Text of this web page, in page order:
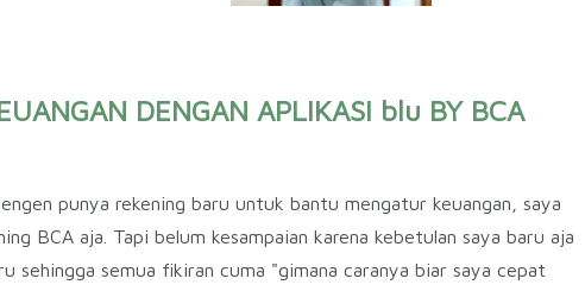
DENGAN APLIKASI blu BY BCA
punya rekening baru untuk bantu mengatur keuangan, saya
BCA aja. Tapi belum kesampaian karena kebetulan saya baru aja
sehingga semua fikiran cuma "gimana caranya biar saya cepat